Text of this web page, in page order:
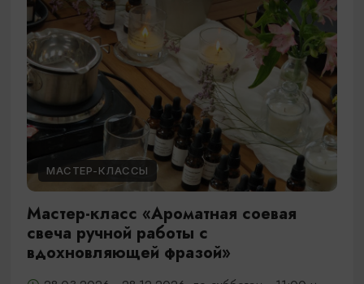
МАСТЕР-КЛАССЫ
Мастер-класс «Ароматная соевая
свеча ручной работы с
вдохновляющей фразой»